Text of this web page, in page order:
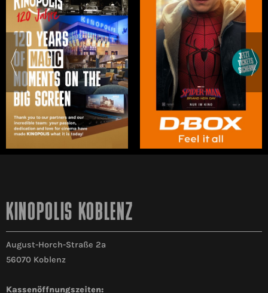
KINOPOLIS KOBLENZ
August-Horch-Straße 2a
56070 Koblenz
Kassenöffnungszeiten: